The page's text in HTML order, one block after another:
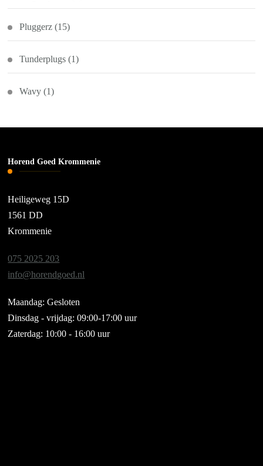
Pluggerz (15)
Tunderplugs (1)
Wavy (1)
Horend Goed Krommenie
Heiligeweg 15D
1561 DD
Krommenie
075 2025 203
info@horendgoed.nl
Maandag: Gesloten
Dinsdag - vrijdag: 09:00-17:00 uur
Zaterdag: 10:00 - 16:00 uur